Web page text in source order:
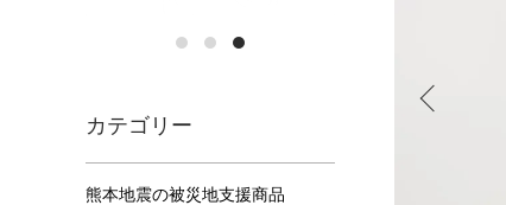
カテゴリー
熊本地震の被災地支援商品